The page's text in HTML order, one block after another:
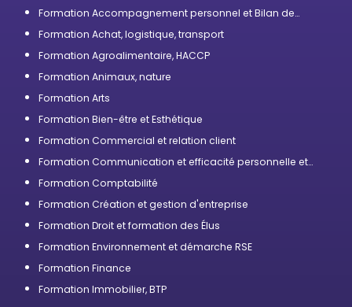
Formation Accompagnement personnel et Bilan de
Formation Achat, logistique, transport
Formation Agroalimentaire, HACCP
Formation Animaux, nature
Formation Arts
Formation Bien-être et Esthétique
Formation Commercial et relation client
Formation Communication et efficacité personnelle et
Formation Comptabilité
Formation Création et gestion d'entreprise
Formation Droit et formation des Élus
Formation Environnement et démarche RSE
Formation Finance
Formation Immobilier, BTP